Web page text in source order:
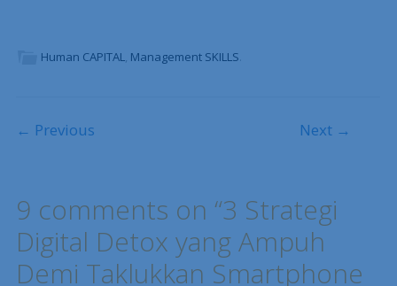
Human CAPITAL, Management SKILLS.
Post navigation
← Previous Next →
9 comments on “3 Strategi
Digital Detox yang Ampuh
Demi Taklukkan Smartphone